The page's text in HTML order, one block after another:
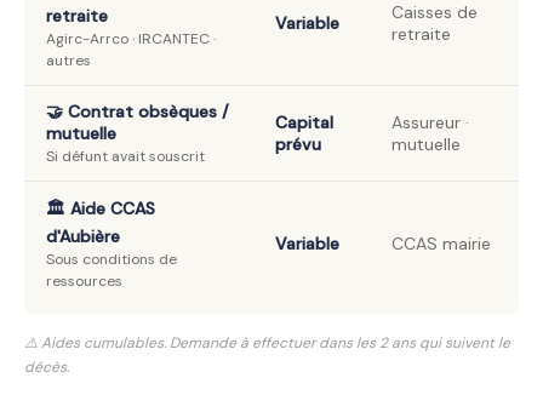
retraite
Agirc-Arrco · IRCANTEC ·
autres
Variable
Caisses de
retraite
🤝 Contrat obsèques /
mutuelle
Si défunt avait souscrit
Capital
prévu
Assureur ·
mutuelle
🏛️ Aide CCAS
d'Aubière
Sous conditions de
ressources
Variable CCAS mairie
⚠️ Aides cumulables. Demande à effectuer dans les 2 ans qui suivent le
décès.